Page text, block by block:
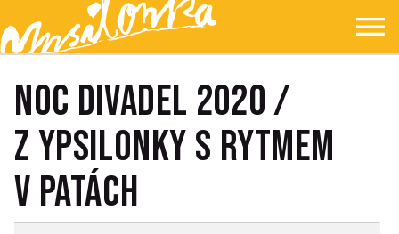
Přejít na hlavní obsah
Přejít na navigaci
Přejít na hledání
Ypsilonka ☰
Noc divadel 2020 /
Z Ypsilonky s rytmem
v patách